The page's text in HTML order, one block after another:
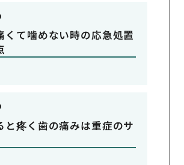
くて噛めない時の応急処置
と疼く歯の痛みは重症のサ